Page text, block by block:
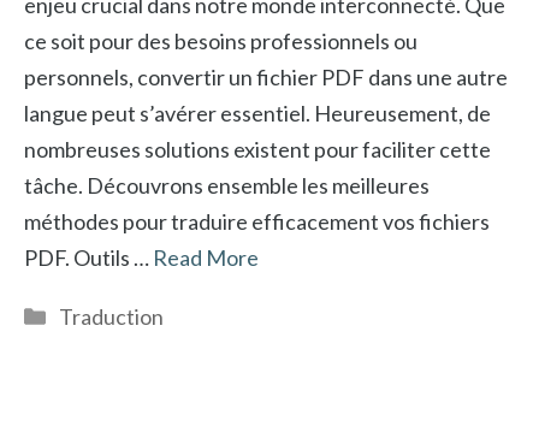
ce soit pour des besoins professionnels ou
personnels, convertir un fichier PDF dans une autre
langue peut s’avérer essentiel. Heureusement, de
nombreuses solutions existent pour faciliter cette
tâche. Découvrons ensemble les meilleures
méthodes pour traduire efficacement vos fichiers
PDF. Outils … Read More
Catégories
Traduction